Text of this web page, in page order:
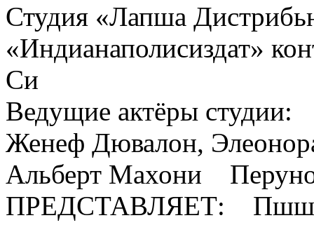
Студия «Лапша
«Индианаполисиздат»
Си
Ведущие актёры
Женеф Дювалон,
Альберт Махони
ПРЕДСТАВЛЯЕТ: Пшш